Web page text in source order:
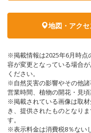
地図・アク
※掲載情報は2025年6月時点
容が変更となっている場合
ください。
※自然災害の影響やその他
営業時間、植物の開花・見
※掲載されている画像は取
き、提供されたものとなり
す。
※表示料金は消費税8％ない